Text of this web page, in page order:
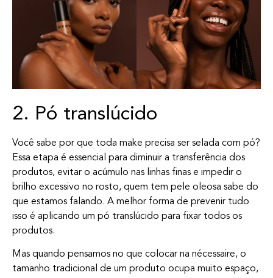
2. Pó translúcido
Você sabe por que toda make precisa ser selada com pó?
Essa etapa é essencial para diminuir a transferência dos
produtos, evitar o acúmulo nas linhas finas e impedir o
brilho excessivo no rosto, quem tem pele oleosa sabe do
que estamos falando. A melhor forma de prevenir tudo
isso é aplicando um pó translúcido para fixar todos os
produtos.
Mas quando pensamos no que colocar na nécessaire, o
tamanho tradicional de um produto ocupa muito espaço,